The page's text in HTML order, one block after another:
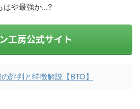
はや最強か...?
工房公式サイト
評判と特徴解説【BTO】